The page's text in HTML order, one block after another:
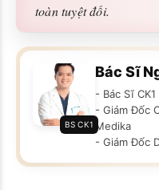
toàn tuyệt đối.
BS CK1
Bác Sĩ
- Bác Sĩ
- Giám Đốc
Medika
- Giám Đốc